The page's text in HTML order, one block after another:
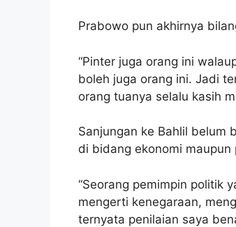
Prabowo pun akhirnya
“Pinter juga orang ini
boleh juga orang ini. Jadi
orang tuanya selalu kasih
Sanjungan ke Bahlil belum
di bidang ekonomi maupun
“Seorang pemimpin politik
mengerti kenegaraan,
ternyata penilaian saya